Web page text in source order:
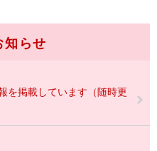
知らせ
を掲載しています（随時更